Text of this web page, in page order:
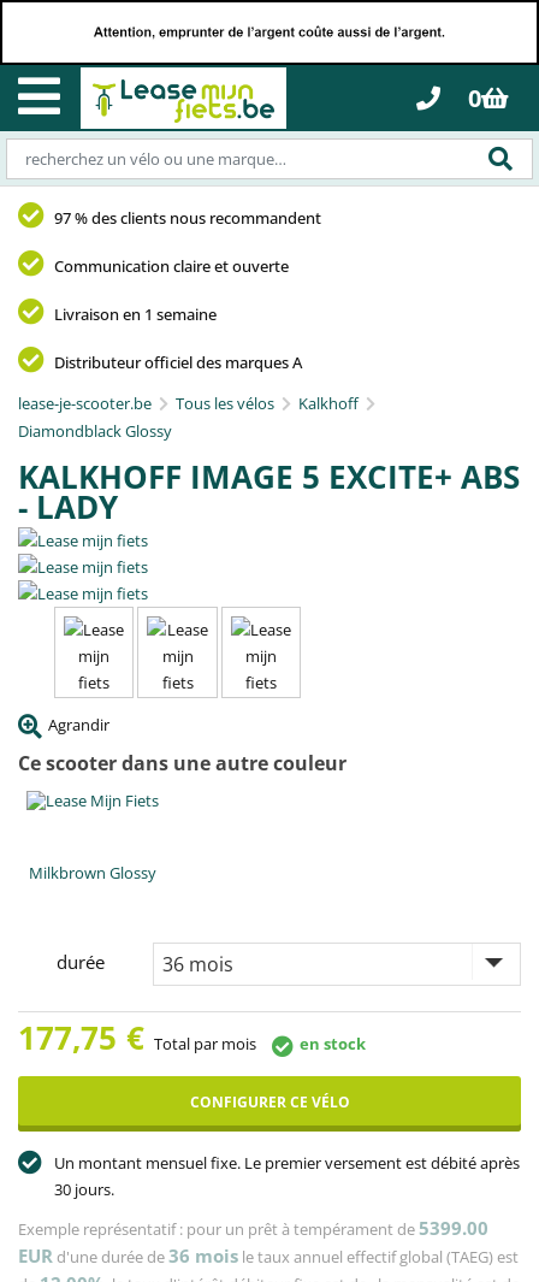
0
97 % des clients nous recommandent
Communication claire et ouverte
Livraison en 1 semaine
Distributeur officiel des marques A
lease-je-scooter.be
Tous les vélos
Kalkhoff
Diamondblack Glossy
KALKHOFF IMAGE 5 EXCITE+ ABS
- LADY
Agrandir
Ce scooter dans une autre couleur
Milkbrown Glossy
durée
177,75 € Total par mois en stock
CONFIGURER CE VÉLO
Un montant mensuel fixe. Le premier versement est débité après
30 jours.
Exemple représentatif : pour un prêt à tempérament de5399.00
EURd'une durée de36 mois le taux annuel effectif global (TAEG) est